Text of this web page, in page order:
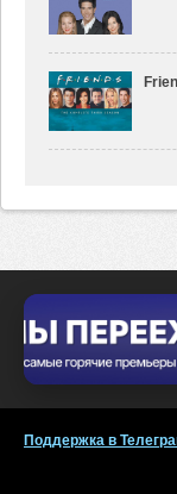
Поддержка в